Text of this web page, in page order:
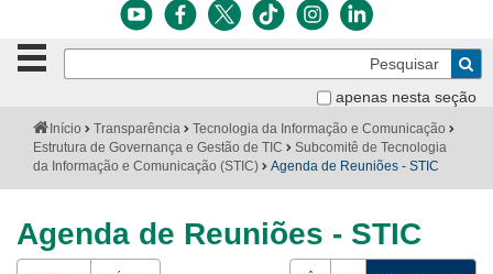
apenas nesta seção
Botão
de
clique
para
fechar
o
Notícias
Jurisprudência
Você
está
aqui:
Início Transparência
Tecnologia da Informação e Comunicação
Estrutura de Governança e Gestão de TIC
Subcomitê de Tecnologia
da Informação e Comunicação (STIC)
Agenda de Reuniões - STIC
Agenda de Reuniões - STIC